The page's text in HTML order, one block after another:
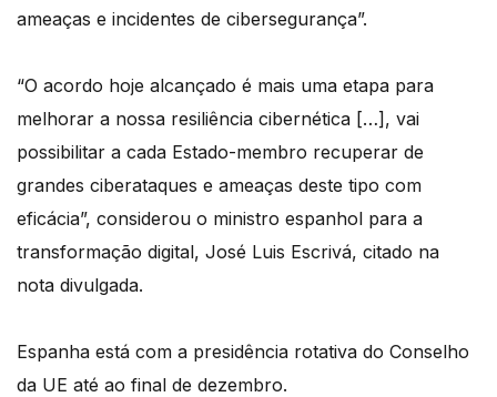
ameaças e incidentes de cibersegurança”.
“O acordo hoje alcançado é mais uma etapa para
melhorar a nossa resiliência cibernética […], vai
possibilitar a cada Estado-membro recuperar de
grandes ciberataques e ameaças deste tipo com
eficácia”, considerou o ministro espanhol para a
transformação digital, José Luis Escrivá, citado na
nota divulgada.
Espanha está com a presidência rotativa do Conselho
da UE até ao final de dezembro.